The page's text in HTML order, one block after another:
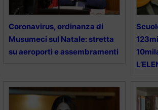
Coronavirus, ordinanza di
Musumeci sul Natale: stretta
su aeroporti e assembramenti